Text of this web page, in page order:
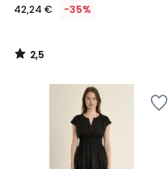
42,24 € -35%
2,5
/